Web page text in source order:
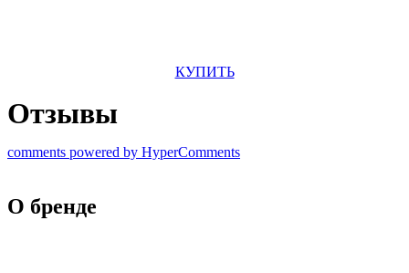
КУПИТЬ
Отзывы
comments powered by HyperComments
О бренде